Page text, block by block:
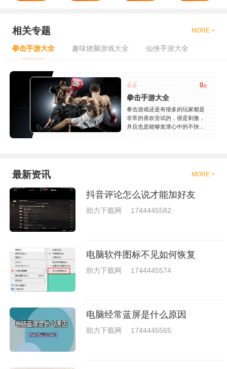
相关专题 MORE +
拳击手游大全 趣味烧脑游戏大全 仙侠手游大全
0款
拳击手游大全
拳击游戏还是有很多的玩家都是
非常的喜欢尝试的，很是刺激，
并且也是能够发泄心中的不快
够去进行体验的，我们也是能够
就是收集了一些有意思的拳击游
最新资讯 MORE +
抖音评论怎么说才能加好友
助力下载网 1744445582
电脑软件图标不见如何恢复
助力下载网 1744445574
电脑经常蓝屏是什么原因
助力下载网 1744445565